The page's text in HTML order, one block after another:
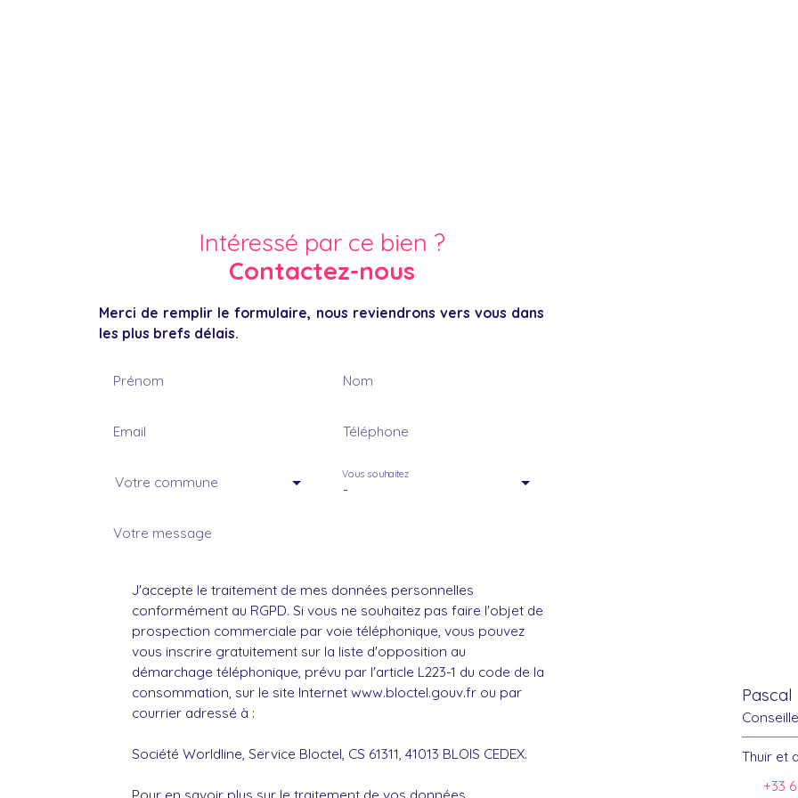
Intéressé par ce bien ?
Contactez-nous
Merci de remplir le formulaire, nous reviendrons vers vous dans
les plus brefs délais.
Prénom Nom
Email Téléphone
Votre commune -
Vous souhaitez
Votre message
J'accepte le traitement de mes données personnelles
conformément au RGPD. Si vous ne souhaitez pas faire l'objet de
prospection commerciale par voie téléphonique, vous pouvez
vous inscrire gratuitement sur la liste d'opposition au
démarchage téléphonique, prévu par l'article L223-1 du code de la
consommation, sur le site Internet www.bloctel.gouv.fr ou par
courrier adressé à :
Société Worldline, Service Bloctel, CS 61311, 41013 BLOIS CEDEX.
Pour en savoir plus sur le traitement de vos données
Pascal
Thuir et
+33